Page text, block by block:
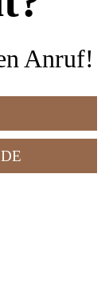
Anruf!